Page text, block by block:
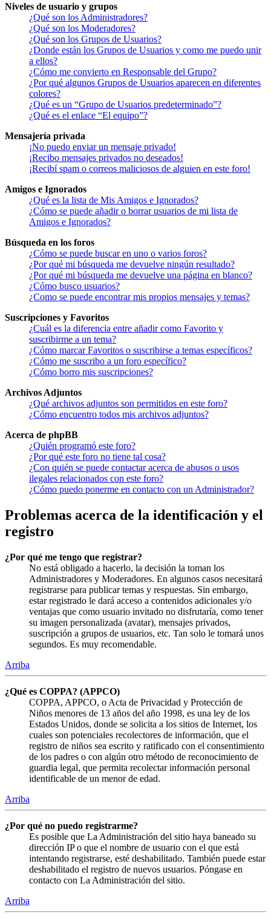
Niveles de usuario y grupos
¿Qué son los Administradores?
¿Qué son los Moderadores?
¿Qué son los Grupos de Usuarios?
¿Donde están los Grupos de Usuarios y como me puedo unir
a ellos?
¿Cómo me convierto en Responsable del Grupo?
¿Por qué algunos Grupos de Usuarios aparecen en diferentes
colores?
¿Qué es un “Grupo de Usuarios predeterminado”?
¿Qué es el enlace “El equipo”?
Mensajería privada
¡No puedo enviar un mensaje privado!
¡Recibo mensajes privados no deseados!
¡Recibí spam o correos maliciosos de alguien en este foro!
Amigos e Ignorados
¿Qué es la lista de Mis Amigos e Ignorados?
¿Cómo se puede añadir o borrar usuarios de mi lista de
Amigos e Ignorados?
Búsqueda en los foros
¿Cómo se puede buscar en uno o varios foros?
¿Por qué mi búsqueda me devuelve ningún resultado?
¿Por qué mi búsqueda me devuelve una página en blanco?
¿Cómo busco usuarios?
¿Como se puede encontrar mis propios mensajes y temas?
Suscripciones y Favoritos
¿Cuál es la diferencia entre añadir como Favorito y
suscribirme a un tema?
¿Cómo marcar Favoritos o suscribirse a temas específicos?
¿Cómo me suscribo a un foro específico?
¿Cómo borro mis suscripciones?
Archivos Adjuntos
¿Qué archivos adjuntos son permitidos en este foro?
¿Cómo encuentro todos mis archivos adjuntos?
Acerca de phpBB
¿Quién programó este foro?
¿Por qué este foro no tiene tal cosa?
¿Con quién se puede contactar acerca de abusos o usos
ilegales relacionados con este foro?
¿Cómo puedo ponerme en contacto con un Administrador?
Problemas acerca de la identificación y el
registro
¿Por qué me tengo que registrar?
No está obligado a hacerlo, la decisión la toman los
Administradores y Moderadores. En algunos casos necesitará
registrarse para publicar temas y respuestas. Sin embargo,
estar registrado le dará acceso a contenidos adicionales y/o
ventajas que como usuario invitado no disfrutaría, como tener
su imagen personalizada (avatar), mensajes privados,
suscripción a grupos de usuarios, etc. Tan solo le tomará unos
segundos. Es muy recomendable.
Arriba
¿Qué es COPPA? (APPCO)
COPPA, APPCO, o Acta de Privacidad y Protección de
Niños menores de 13 años del año 1998, es una ley de los
Estados Unidos, donde se solicita a los sitios de Internet, los
cuales son potenciales recolectores de información, que el
registro de niños sea escrito y ratificado con el consentimiento
de los padres o con algún otro método de reconocimiento de
guardia legal, que permita recolectar información personal
identificable de un menor de edad.
Arriba
¿Por qué no puedo registrarme?
Es posible que La Administración del sitio haya baneado su
dirección IP o que el nombre de usuario con el que está
intentando registrarse, esté deshabilitado. También puede estar
deshabilitado el registro de nuevos usuarios. Póngase en
contacto con La Administración del sitio.
Arriba